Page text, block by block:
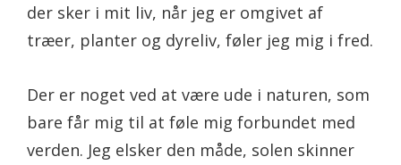
der sker i mit liv, når jeg er omgivet af
træer, planter og dyreliv, føler jeg mig i fred.
Der er noget ved at være ude i naturen, som
bare får mig til at føle mig forbundet med
verden. Jeg elsker den måde, solen skinner